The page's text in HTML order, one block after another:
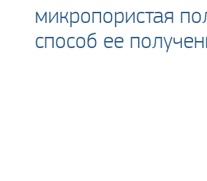
микропористая
способ ее